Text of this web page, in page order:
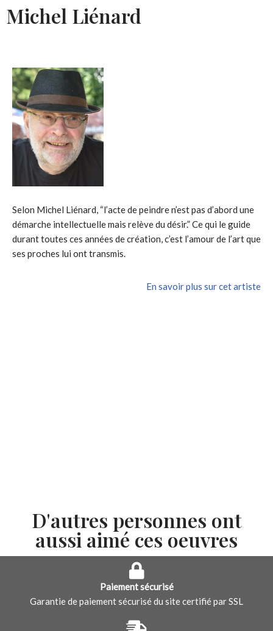
Michel Liénard
Selon Michel Liénard, “l’acte de peindre n’est pas d’abord une
démarche intellectuelle mais relève du désir.” Ce qui le guide
durant toutes ces années de création, c’est l’amour de l’art que
ses proches lui ont transmis.
En savoir plus sur cet artiste
D'autres personnes ont
aussi aimé ces oeuvres
Paiement sécurisé
Garantie de paiement sécurisé du site certifié par SSL